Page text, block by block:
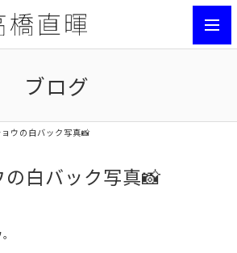
ブログ
ウの白バック写真📸
白バック写真📸